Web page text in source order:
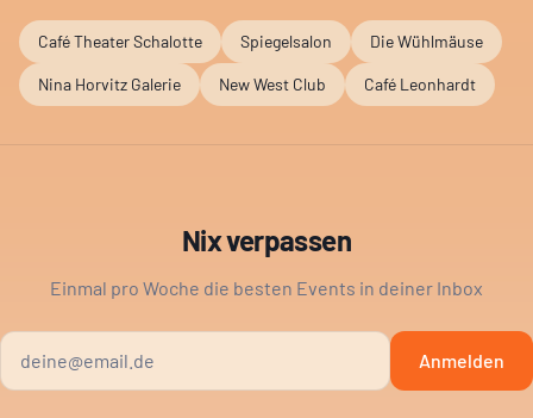
Café Theater Schalotte Spiegelsalon Die Wühlmäuse
Nina Horvitz Galerie New West Club Café Leonhardt
Nix verpassen
Einmal pro Woche die besten Events in deiner Inbox
Anmelden